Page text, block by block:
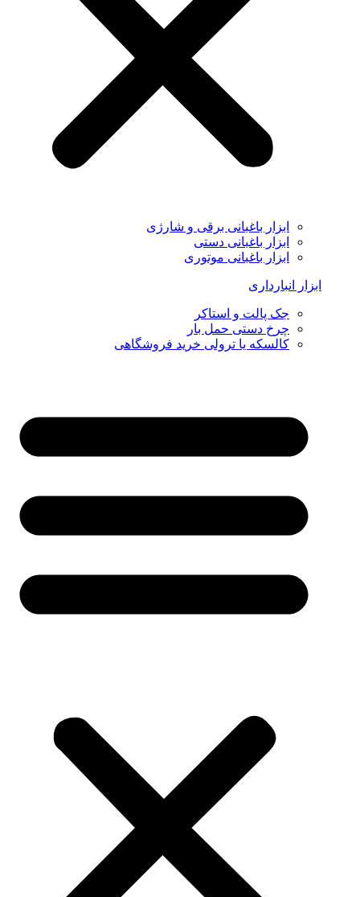
ابزار باغبانی برقی و شارژی
ابزار باغبانی دستی
ابزار باغبانی موتوری
ابزار انبارداری
جک پالت و استاکر
چرخ دستی حمل بار
کالسکه یا ترولی خرید فروشگاهی